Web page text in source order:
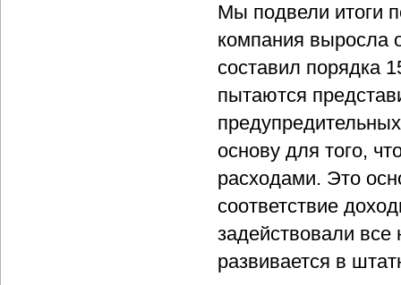
Мы подвели итоги
компания выросла
составил порядка
пытаются
основу для того,
расходами. Это
соответствие
задействовали
развивается в